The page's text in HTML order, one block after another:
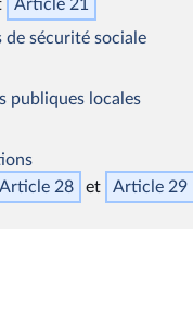
Article 21
sécurité sociale
publiques locales
Article 28 Article 29